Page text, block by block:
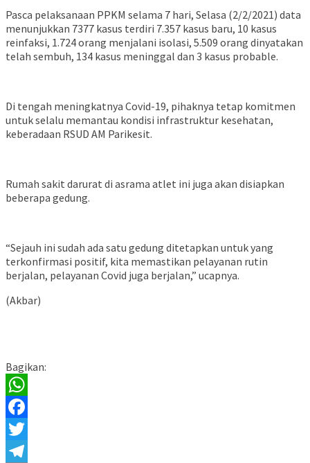
Pasca pelaksanaan PPKM selama 7 hari, Selasa (2/2/2021) data
menunjukkan 7377 kasus terdiri 7.357 kasus baru, 10 kasus
reinfaksi, 1.724 orang menjalani isolasi, 5.509 orang dinyatakan
telah sembuh, 134 kasus meninggal dan 3 kasus probable.
Di tengah meningkatnya Covid-19, pihaknya tetap komitmen
untuk selalu memantau kondisi infrastruktur kesehatan,
keberadaan RSUD AM Parikesit.
Rumah sakit darurat di asrama atlet ini juga akan disiapkan
beberapa gedung.
“Sejauh ini sudah ada satu gedung ditetapkan untuk yang
terkonfirmasi positif, kita memastikan pelayanan rutin
berjalan, pelayanan Covid juga berjalan,” ucapnya.
(Akbar)
Bagikan:
WhatsApp
Facebook
Twitter